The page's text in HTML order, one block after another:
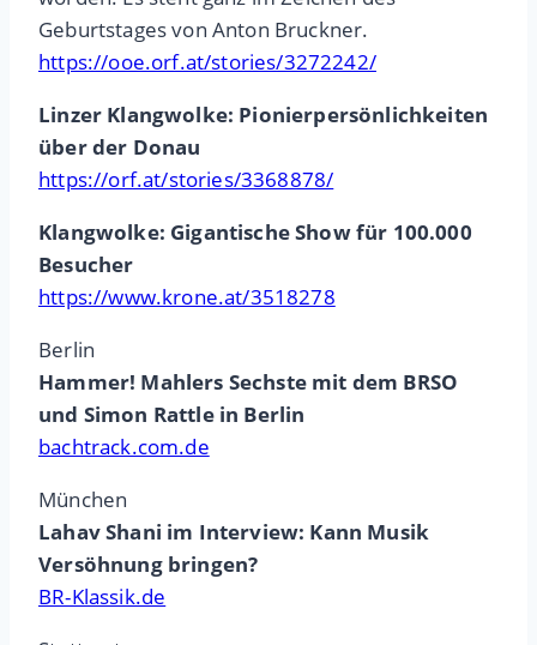
Geburtstages von Anton Bruckner.
https://ooe.orf.at/stories/3272242/
Linzer Klangwolke: Pionierpersönlichkeiten
über der Donau
https://orf.at/stories/3368878/
Klangwolke: Gigantische Show für 100.000
Besucher
https://www.krone.at/3518278
Berlin
Hammer! Mahlers Sechste mit dem BRSO
und Simon Rattle in Berlin
bachtrack.com.de
München
Lahav Shani im Interview: Kann Musik
Versöhnung bringen?
BR-Klassik.de